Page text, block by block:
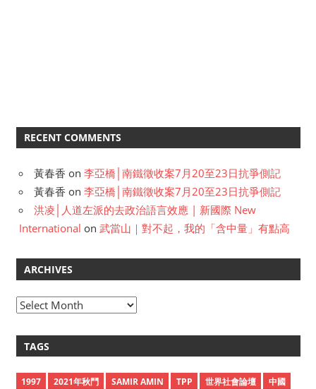
RECENT COMMENTS
黃春香 on 李亞橋│南鐵徵收案7月20至23日抗爭側記
黃春香 on 李亞橋│南鐵徵收案7月20至23日抗爭側記
洪凌│人道左派的去政治語言效應 | 新國際 New
International on 武當山｜對不起，我的「含中量」有點高
ARCHIVES
A
h
TAGS
1997 2021年秋鬥 SAMIR AMIN TPP 世界社會論壇
中國